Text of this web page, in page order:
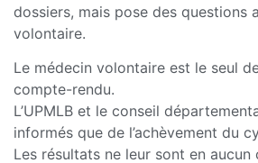
dossiers, mais pose des questions
volontaire.
Le médecin volontaire est le seul
compte-rendu.
L’UPMLB et le conseil
informés que de l’achèvement du
Les résultats ne leur sont en aucun